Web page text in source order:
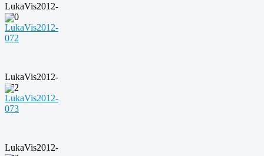
LukaVis2012-
070
LukaVis2012-
072
LukaVis2012-